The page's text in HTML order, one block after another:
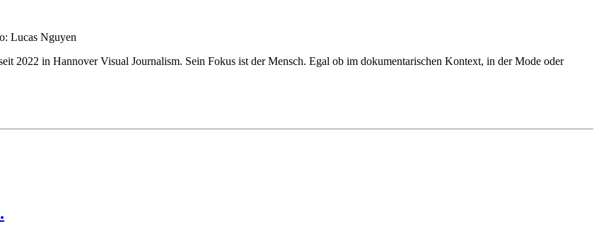
Lucas Nguyen
2022 in Hannover Visual Journalism. Sein Fokus ist der Mensch. Egal ob im dokumentarischen Kontext, in der Mode oder